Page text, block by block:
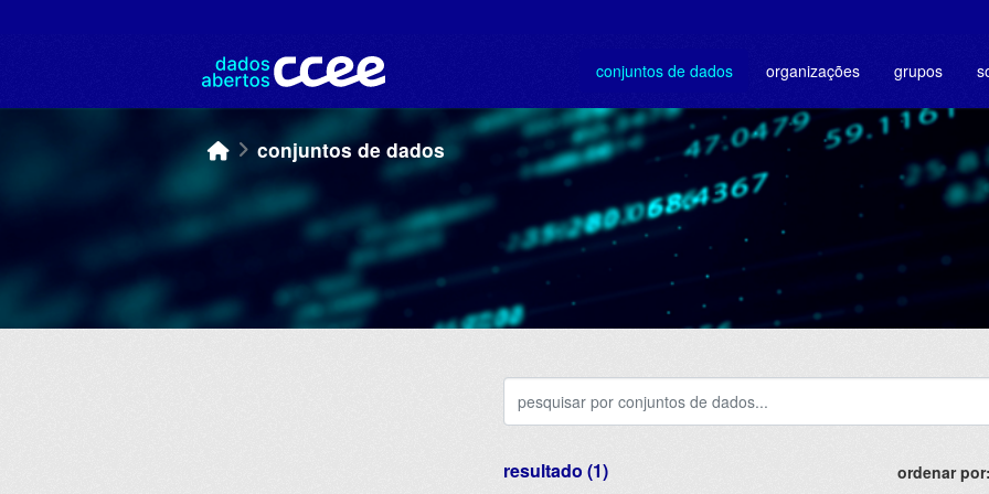
conjuntos de dados organizações grupos
conjuntos de dados
ordenar por
resultado (1)